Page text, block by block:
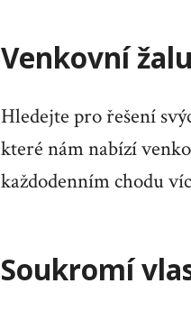
Venkovní
Hledejte pro řešení
které nám nabízí
každodenním chodu
Soukromí